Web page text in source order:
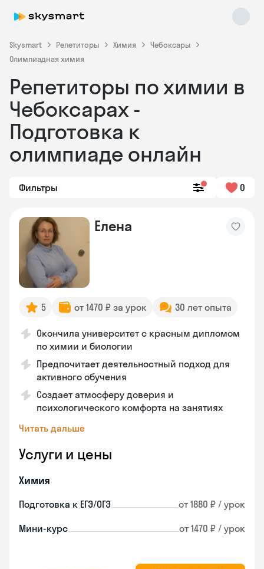
Skysmart Репетиторы Химия
Чебоксары
Олимпиадная химия
Репетиторы по химии в
Чебоксарах -
Подготовка к
олимпиаде онлайн
Фильтры 0
Елена
5 от 1470 ₽ за урок 30 лет опыта
Окончила университет с красным дипломом
по химии и биологии
Предпочитает деятельностный подход для
активного обучения
Создает атмосферу доверия и
психологического комфорта на занятиях
Читать дальше
Услуги и цены
Химия
Подготовка к ЕГЭ/ОГЭ от 1880 ₽ / урок
Мини-курс от 1470 ₽ / урок
Skysmart Chat